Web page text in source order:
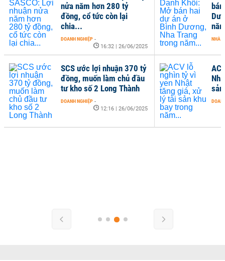
nửa năm hơn 280 tỷ
đồng, cổ tức còn lại
chia...
DOANH NGHIỆP -
16:32 | 26/06/2025
SCS ước lợi nhuận 370 tỷ
đồng, muốn làm chủ đầu
tư kho số 2 Long Thành
DOANH NGHIỆP -
12:16 | 26/06/2025
NHÀ